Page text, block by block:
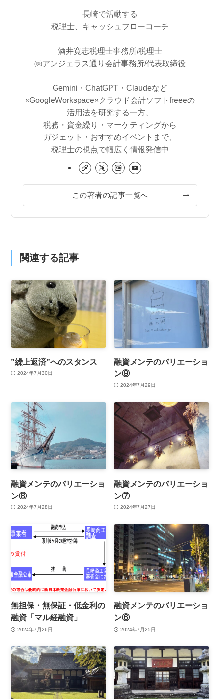
長崎で活動する
税理士、キャッシュフローコーチ
酒井寛志税理士事務所/税理士
㈱アンジェラス通り会計事務所/代表取締役
Gemini・ChatGPT・Claudeなど
×GoogleWorkspace×クラウド会計ソフトfreeeの
活用法を研究する一方、
税務・資金繰り・マーケティングから
ガジェット・おすすめイベントまで、
税理士の視点で幅広く情報発信中
この著者の記事一覧へ
関連する記事
”繰上返済”へのスタンス
2024年7月30日
融資メンテのバリエーショ
ン⑨
2024年7月29日
融資メンテのバリエーショ
ン⑧
2024年7月28日
融資メンテのバリエーショ
ン⑦
2024年7月27日
無担保・無保証・低金利の
融資「マル経融資」
2024年7月26日
融資メンテのバリエーショ
ン⑥
2024年7月25日